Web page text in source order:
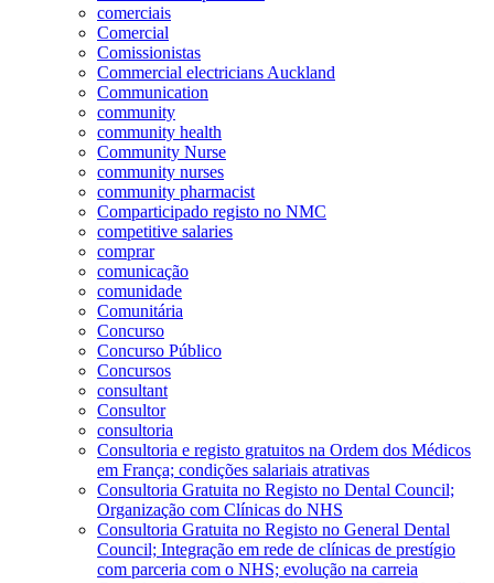
comerciais
Comercial
Comissionistas
Commercial electricians Auckland
Communication
community
community health
Community Nurse
community nurses
community pharmacist
Comparticipado registo no NMC
competitive salaries
comprar
comunicação
comunidade
Comunitária
Concurso
Concurso Público
Concursos
consultant
Consultor
consultoria
Consultoria e registo gratuitos na Ordem dos Médicos
em França; condições salariais atrativas
Consultoria Gratuita no Registo no Dental Council;
Organização com Clínicas do NHS
Consultoria Gratuita no Registo no General Dental
Council; Integração em rede de clínicas de prestígio
com parceria com o NHS; evolução na carreia